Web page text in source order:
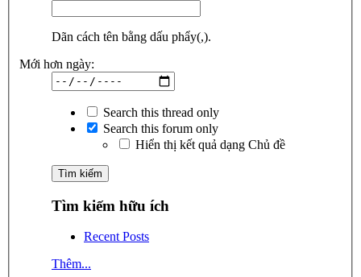
Dãn cách tên bằng dấu phẩy(,).
Mới hơn ngày:
Search this thread only
Search this forum only
Hiển thị kết quả dạng Chủ đề
Tìm kiếm hữu ích
Recent Posts
Thêm...